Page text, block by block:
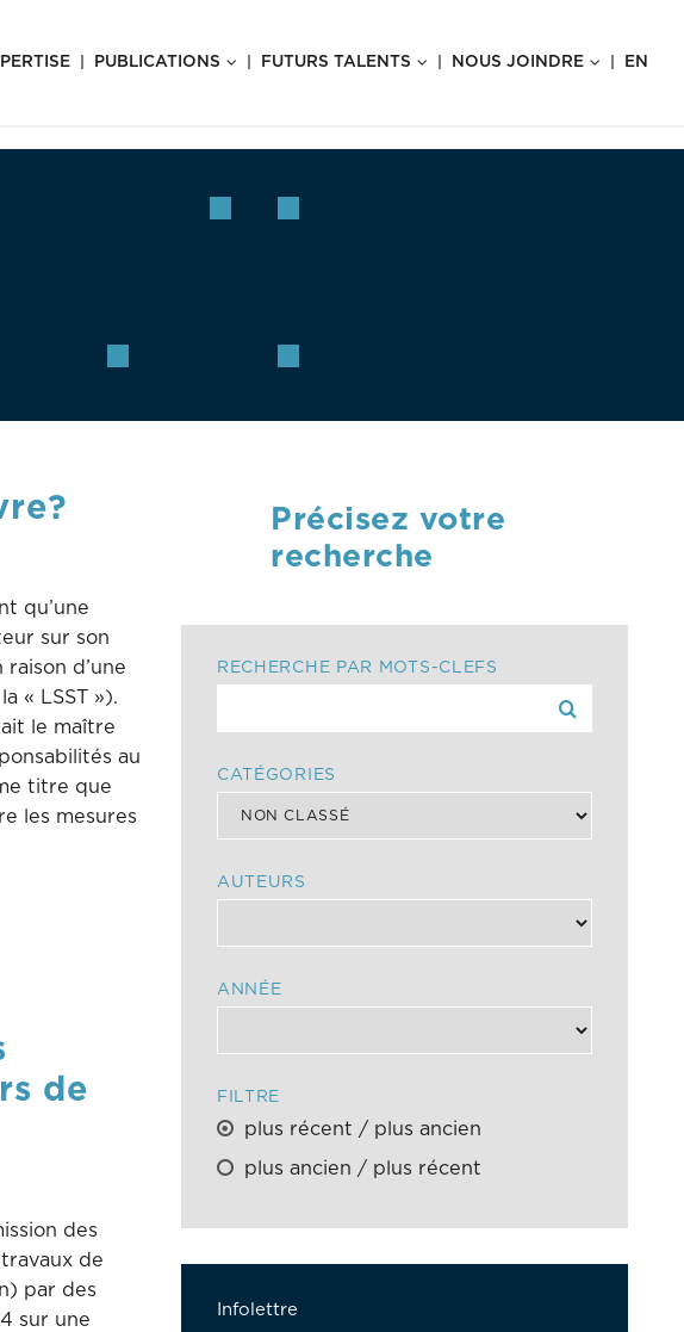
PUBLICATIONS FUTURS TALENTS NOUS JOINDRE EN
qu’une
sur son
d’une
« LSST »).
le maître
au
titre que
les mesures
de
des
de
par des
sur une
Précisez votre
recherche
RECHERCHE PAR MOTS-CLEFS
CATÉGORIES
AUTEURS
ANNÉE
FILTRE
plus récent / plus ancien
plus ancien / plus récent
Infolettre